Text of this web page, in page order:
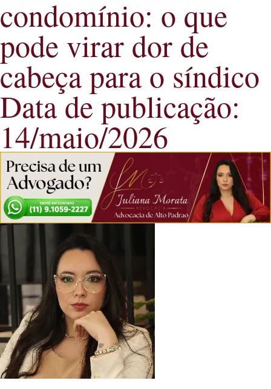
condomínio: o que
pode virar dor de
cabeça para o síndico
Data de publicação:
14/maio/2026